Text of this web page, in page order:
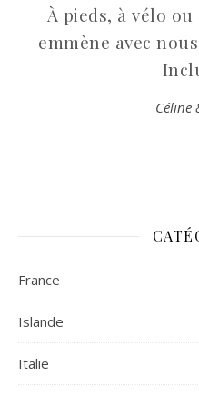
À pieds, à vélo
emmène avec
Céline
France
Islande
Italie